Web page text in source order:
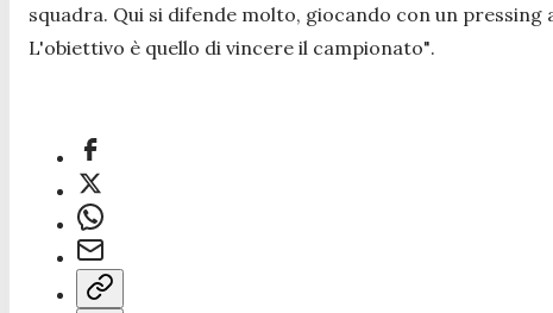
squadra. Qui si difende molto, giocando con un
L'obiettivo è quello di vincere il campionato".